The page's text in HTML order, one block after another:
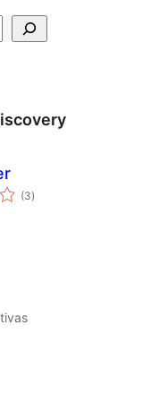
(3total
de
)